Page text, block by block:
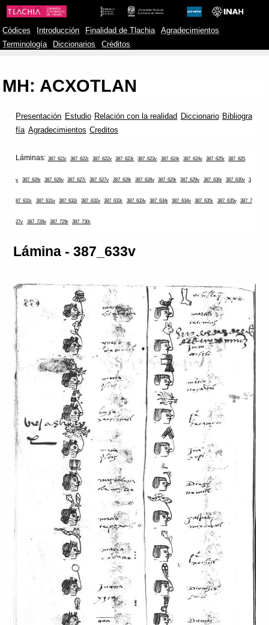
Códices Introducción Finalidad de Tlachia
Agradecimientos
Terminología
Diccionarios Créditos
MH: ACXOTLAN
Presentación Estudio Relación con la realidad Diccionario Bibliogra
fía Agradecimientos Creditos
Láminas: 387_621r 387_622r 387_622v 387_623r 387_623v 387_624r 387_624v 387_625r 387_625
v 387_626r 387_626v 387_627r 387_627v 387_628r 387_628v 387_629r 387_629v 387_630r 387_630v 3
87_631r 387_631v 387_632r 387_632v 387_633r 387_633v 387_634r 387_634v 387_635r 387_635v 387_7
27v 387_728v 387_729r 387_730r
Lámina - 387_633v